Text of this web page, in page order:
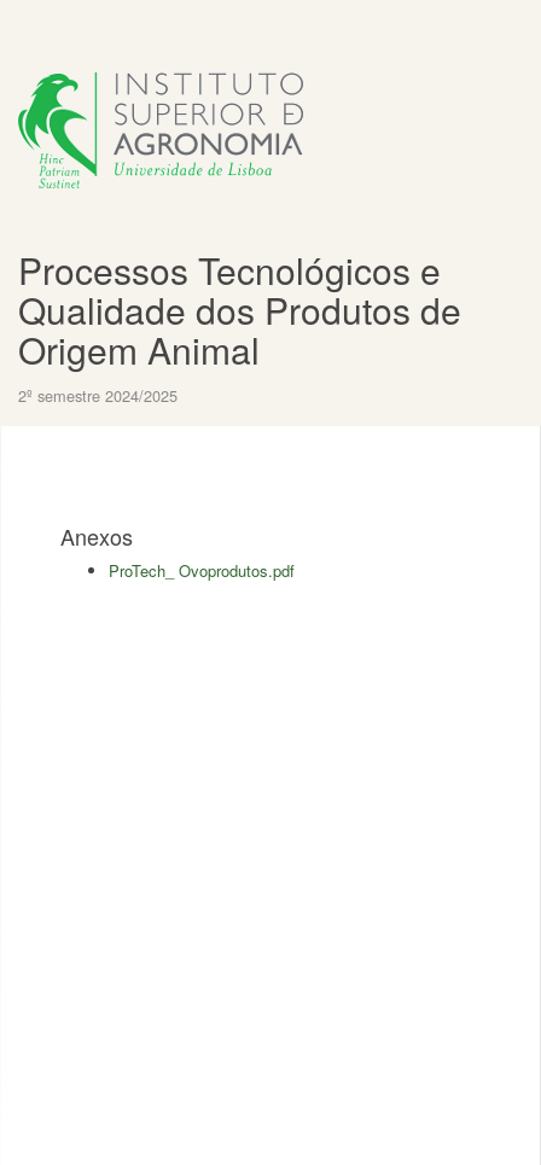
Processos Tecnológicos e
Qualidade dos Produtos de
Origem Animal
2º semestre 2024/2025
Anexos
ProTech_ Ovoprodutos.pdf